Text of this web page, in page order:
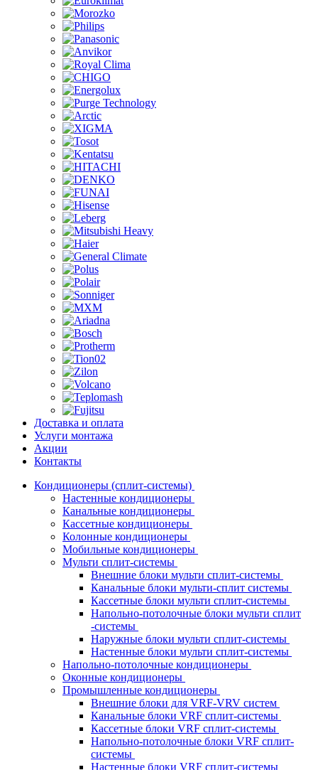
Доставка и оплата
Услуги монтажа
Акции
Контакты
Кондиционеры (сплит-системы)
Настенные кондиционеры
Канальные кондиционеры
Кассетные кондиционеры
Колонные кондиционеры
Мобильные кондиционеры
Мульти сплит-системы
Внешние блоки мульти сплит-системы
Канальные блоки мульти-сплит системы
Кассетные блоки мульти сплит-системы
Напольно-потолочные блоки мульти сплит
-системы
Наружные блоки мульти сплит-системы
Настенные блоки мульти сплит-системы
Напольно-потолочные кондиционеры
Оконные кондиционеры
Промышленные кондиционеры
Внешние блоки для VRF-VRV систем
Канальные блоки VRF сплит-системы
Кассетные блоки VRF сплит-системы
Напольно-потолочные блоки VRF сплит-
системы
Настенные блоки VRF сплит-системы